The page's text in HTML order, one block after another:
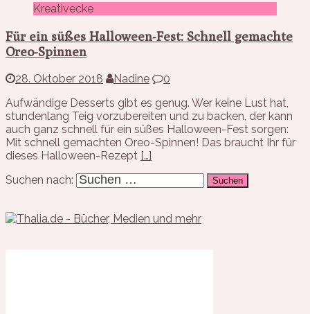
Kreativecke
Für ein süßes Halloween-Fest: Schnell gemachte
Oreo-Spinnen
28. Oktober 2018 Nadine
0
Aufwändige Desserts gibt es genug. Wer keine Lust hat,
stundenlang Teig vorzubereiten und zu backen, der kann
auch ganz schnell für ein süßes Halloween-Fest sorgen:
Mit schnell gemachten Oreo-Spinnen! Das braucht Ihr für
dieses Halloween-Rezept […]
Suchen nach: